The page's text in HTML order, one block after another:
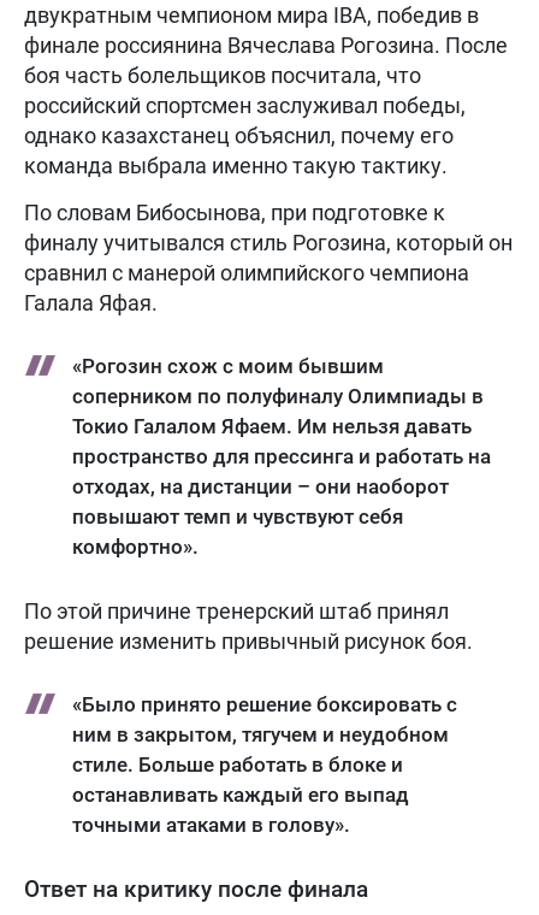
двукратным чемпионом мира IBA, победив в
финале россиянина Вячеслава Рогозина. После
боя часть болельщиков посчитала, что
российский спортсмен заслуживал победы,
однако казахстанец объяснил, почему его
команда выбрала именно такую тактику.
По словам Бибосынова, при подготовке к
финалу учитывался стиль Рогозина, который он
сравнил с манерой олимпийского чемпиона
Галала Яфая.
«Рогозин схож с моим бывшим
соперником по полуфиналу Олимпиады в
Токио Галалом Яфаем. Им нельзя давать
пространство для прессинга и работать на
отходах, на дистанции – они наоборот
повышают темп и чувствуют себя
комфортно».
По этой причине тренерский штаб принял
решение изменить привычный рисунок боя.
«Было принято решение боксировать с
ним в закрытом, тягучем и неудобном
стиле. Больше работать в блоке и
останавливать каждый его выпад
точными атаками в голову».
Ответ на критику после финала